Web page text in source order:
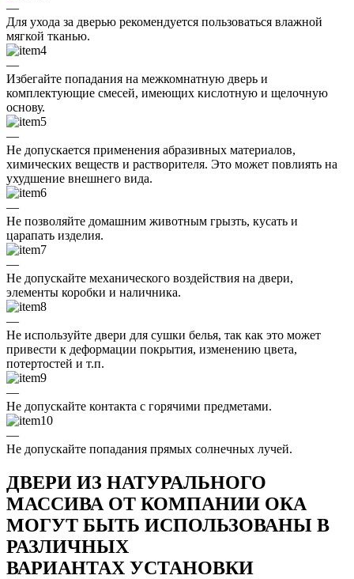
—
Для ухода за дверью рекомендуется пользоваться влажной
мягкой тканью.
—
Избегайте попадания на межкомнатную дверь и
комплектующие смесей, имеющих кислотную и щелочную
основу.
—
Не допускается применения абразивных материалов,
химических веществ и растворителя. Это может повлиять на
ухудшение внешнего вида.
—
Не позволяйте домашним животным грызть, кусать и
царапать изделия.
—
Не допускайте механического воздействия на двери,
элементы коробки и наличника.
—
Не используйте двери для сушки белья, так как это может
привести к деформации покрытия, изменению цвета,
потертостей и т.п.
—
Не допускайте контакта с горячими предметами.
—
Не допускайте попадания прямых солнечных лучей.
ДВЕРИ ИЗ НАТУРАЛЬНОГО
МАССИВА ОТ КОМПАНИИ ОКА
МОГУТ БЫТЬ ИСПОЛЬЗОВАНЫ В
РАЗЛИЧНЫХ
ВАРИАНТАХ УСТАНОВКИ